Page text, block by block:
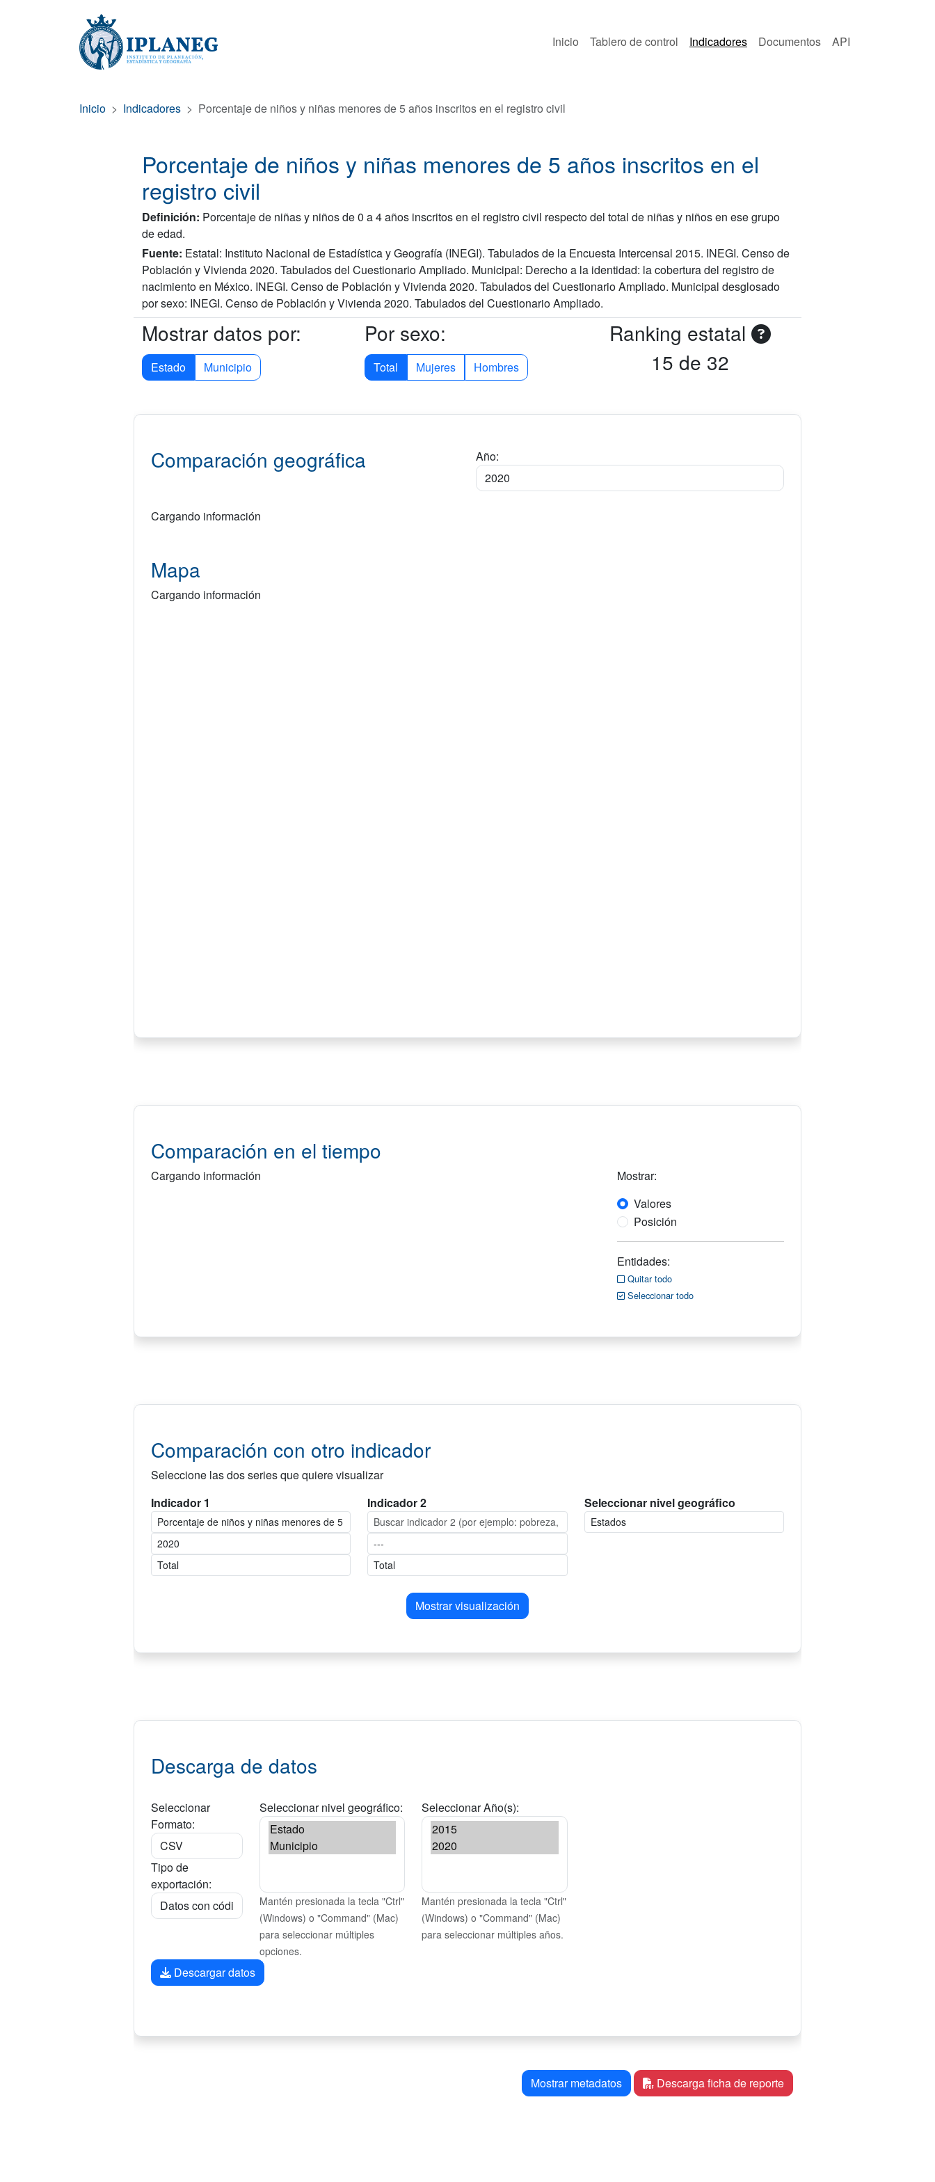
Inicio Tablero de control Indicadores Documentos API
Inicio Indicadores Porcentaje de niños y niñas menores de 5 años inscritos en el registro civil
Porcentaje de niños y niñas menores de 5 años inscritos en el
registro civil
Definición: Porcentaje de niñas y niños de 0 a 4 años inscritos en el registro civil respecto del total de niñas y niños en ese grupo
de edad.
Fuente: Estatal: Instituto Nacional de Estadística y Geografía (INEGI). Tabulados de la Encuesta Intercensal 2015. INEGI. Censo de
Población y Vivienda 2020. Tabulados del Cuestionario Ampliado. Municipal: Derecho a la identidad: la cobertura del registro de
nacimiento en México. INEGI. Censo de Población y Vivienda 2020. Tabulados del Cuestionario Ampliado. Municipal desglosado
por sexo: INEGI. Censo de Población y Vivienda 2020. Tabulados del Cuestionario Ampliado.
Mostrar datos por:
Estado Municipio
Por sexo:
Total Mujeres Hombres
Ranking estatal
15 de 32
Comparación geográfica Año:
Cargando información
Mapa
Cargando información
Comparación en el tiempo
Cargando información
Mostrar:
Valores
Posición
Entidades:
Quitar todo
Seleccionar todo
Comparación con otro indicador
Seleccione las dos series que quiere visualizar
Indicador 1
Indicador 2 Seleccionar nivel geográfico
Mostrar visualización
Descarga de datos
Seleccionar
Formato:
Tipo de
exportación:
Seleccionar nivel geográfico:
Mantén presionada la tecla "Ctrl"
(Windows) o "Command" (Mac)
para seleccionar múltiples
opciones.
Seleccionar Año(s):
Mantén presionada la tecla "Ctrl"
(Windows) o "Command" (Mac)
para seleccionar múltiples años.
Descargar datos
Mostrar metadatos Descarga ficha de reporte